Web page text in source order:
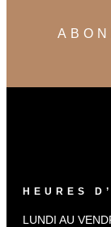
HEURES
LUNDI AU